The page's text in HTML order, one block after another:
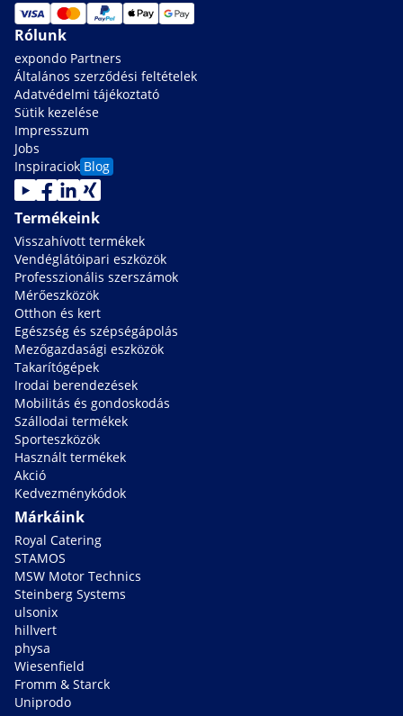
Rólunk
expondo Partners
Általános szerződési feltételek
Adatvédelmi tájékoztató
Sütik kezelése
Impresszum
Jobs
Inspiraciok Blog
Termékeink
Visszahívott termékek
Vendéglátóipari eszközök
Professzionális szerszámok
Mérőeszközök
Otthon és kert
Egészség és szépségápolás
Mezőgazdasági eszközök
Takarítógépek
Irodai berendezések
Mobilitás és gondoskodás
Szállodai termékek
Sporteszközök
Használt termékek
Akció
Kedvezménykódok
Márkáink
Royal Catering
STAMOS
MSW Motor Technics
Steinberg Systems
ulsonix
hillvert
physa
Wiesenfield
Fromm & Starck
Uniprodo